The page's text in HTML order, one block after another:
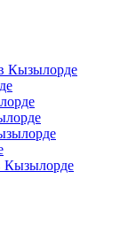
Кызылорде
Кызылорде